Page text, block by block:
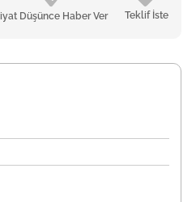
Düşünce Haber Ver Teklif İste